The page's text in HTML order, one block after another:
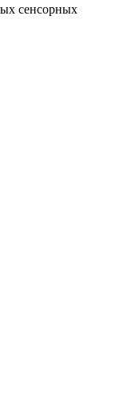
сенсорных